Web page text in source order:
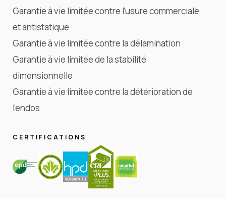
Garantie à vie limitée contre l'usure commerciale
et antistatique
Garantie à vie limitée contre la délamination
Garantie à vie limitée de la stabilité
dimensionnelle
Garantie à vie limitée contre la détérioration de
l'endos
CERTIFICATIONS